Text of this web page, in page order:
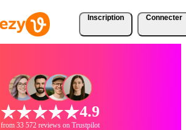
Inscription Connecter
4.9
from 33 572 reviews on Trustpilot